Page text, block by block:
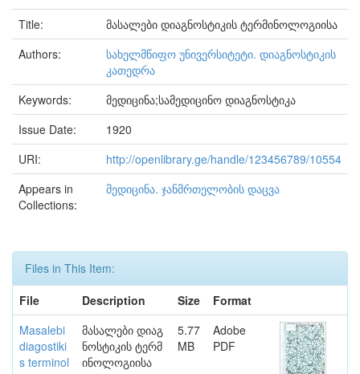
Title:
მასალები დიაგნოსტიკის ტერმინოლოგიისა
Authors:
სახელმწიფო უნივერსიტეტი. დიაგნოსტიკის
კათედრა
Keywords:
მედიცინა;სამედიცინო დიაგნოსტიკა
Issue Date:
1920
URI:
http://openlibrary.ge/handle/123456789/10554
Appears in
Collections:
მედიცინა. ჯანმრთელობის დაცვა
Files in This Item:
File
Description Size
Format
Masalebi
diagostiki
s terminol
მასალები დიაგ
ნოსტიკის ტერმ
ინოლოგიისა
5.77
MB
Adobe
PDF